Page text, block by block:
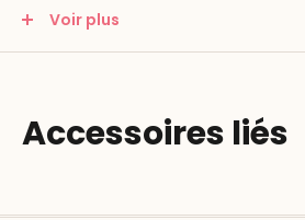
64 écrous et boulons en 4 couleurs
Voir plus
Accessoires liés